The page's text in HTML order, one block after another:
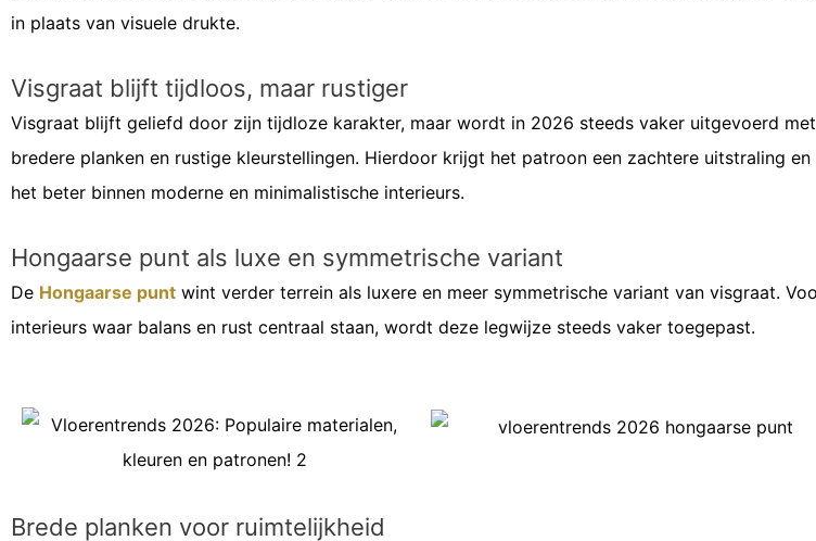
in plaats van visuele drukte.
Visgraat blijft tijdloos, maar rustiger
Visgraat blijft geliefd door zijn tijdloze karakter, maar wordt in 2026 steeds vaker uitgevoerd met
bredere planken en rustige kleurstellingen. Hierdoor krijgt het patroon een zachtere uitstraling en
het beter binnen moderne en minimalistische interieurs.
Hongaarse punt als luxe en symmetrische variant
De Hongaarse punt wint verder terrein als luxere en meer symmetrische variant van visgraat.
interieurs waar balans en rust centraal staan, wordt deze legwijze steeds vaker toegepast.
Brede planken voor ruimtelijkheid